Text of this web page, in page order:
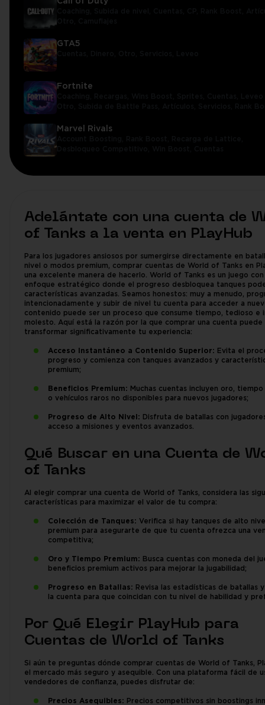
GTA5
Fortnite
Marvel Rivals
Adelántate con una cuenta de
of Tanks a la venta en PlayHub
Para los jugadores ansiosos por sumergirse directamente en
nivel o modos premium, comprar cuentas de World of Tanks en
una excelente manera de hacerlo. World of Tanks es un juego con
enfoque estratégico donde el progreso desbloquea tanques
características avanzadas. Seamos honestos: muy a menudo,
intencionadamente y subir de nivel tu cuenta para acceder a
contenido puede ser un proceso que consume tiempo, tedioso e
molesto. Aquí está la razón por la que comprar una cuenta puede
transformar significativamente tu experiencia:
Acceso Instantáneo a Contenido Superior: Evita el
progreso y comienza con tanques avanzados y
premium;
Beneficios Premium: Muchas cuentas incluyen oro,
o vehículos raros no disponibles para nuevos jugadores;
Progreso de Alto Nivel: Disfruta de batallas con
acceso a misiones y eventos avanzados.
Qué Buscar en una Cuenta de
of Tanks
Al elegir comprar una cuenta de World of Tanks, considera las
características para maximizar el valor de tu compra:
Colección de Tanques: Verifica si hay tanques de alto
premium para asegurarte de que tu cuenta ofrezca una
competitiva;
Oro y Tiempo Premium: Busca cuentas con moneda del
beneficios premium activos para mejorar la jugabilidad;
Progreso en Batallas: Revisa las estadísticas de batallas
la cuenta para que coincidan con tu nivel de habilidad y
Por Qué Elegir PlayHub para
Cuentas de World of Tanks
Si aún te preguntas dónde comprar cuentas de World of Tanks,
el mercado más seguro y asequible. Con una plataforma fácil de
vendedores de confianza, puedes disfrutar de:
Precios Asequibles: Precios competitivos sin boostings